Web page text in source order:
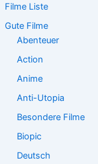
n
n
Filme Liste
Gute Filme
Abenteuer
Action
Anime
Anti-Utopia
Besondere Filme
Biopic
Deutsch